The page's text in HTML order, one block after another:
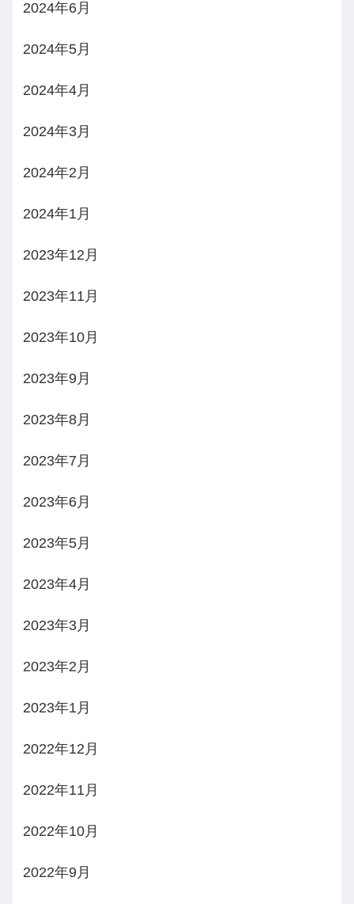
2024年6月
2024年5月
2024年4月
2024年3月
2024年2月
2024年1月
2023年12月
2023年11月
2023年10月
2023年9月
2023年8月
2023年7月
2023年6月
2023年5月
2023年4月
2023年3月
2023年2月
2023年1月
2022年12月
2022年11月
2022年10月
2022年9月